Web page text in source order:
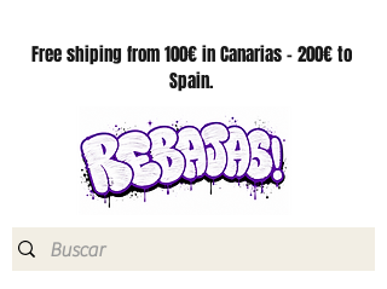
SKATE SHOP
Free shiping from 100€ in Canarias - 200€ to
Spain.